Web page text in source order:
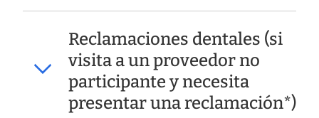
Reclamaciones dentales (si
visita a un proveedor no
participante y necesita
presentar una reclamación*)